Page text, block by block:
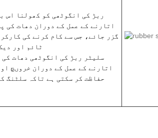
اتارنے کے عمل کے دوران دھات کی
گزر جائے، جس سے کام کرنے کی
ٹائم اور
اتارنے کے عمل کے دوران خروںچ
حفاظت کر سکتی ہے تاکہ سلٹنگ